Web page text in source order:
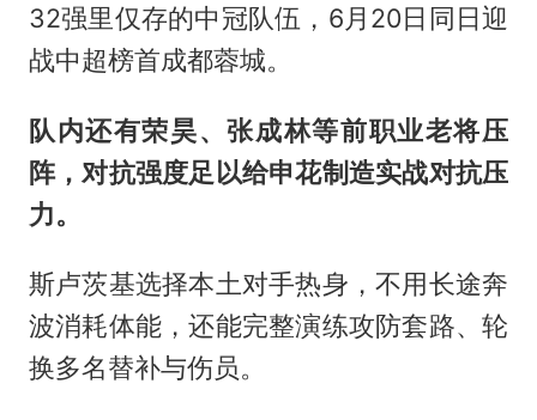
32强里仅存的中冠队伍，6月20日同日迎
战中超榜首成都蓉城。
队内还有荣昊、张成林等前职业老将压
阵，对抗强度足以给申花制造实战对抗压
力。
斯卢茨基选择本土对手热身，不用长途奔
波消耗体能，还能完整演练攻防套路、轮
换多名替补与伤员。